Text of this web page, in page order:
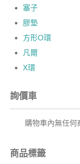
塞子
膠墊
方形O環
凡爾
X環
詢價車
購物車內無任何
商品標籤